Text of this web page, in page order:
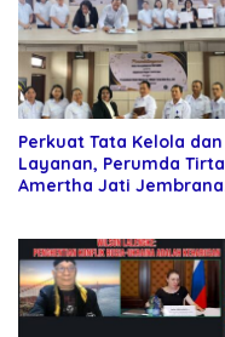
Perkuat Tata Kelola dan
Layanan, Perumda Tirta
Amertha Jati Jembrana